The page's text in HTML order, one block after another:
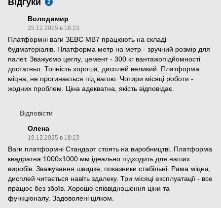
2
Володимир
25.12.2025 в 18:23
Платформні ваги ЗЕВС МВ7 працюють на складі
будматеріалів. Платформа метр на метр - зручний розмір для
палет. Зважуємо цеглу, цемент - 300 кг вантажопідйомності
достатньо. Точність хороша, дисплей великий. Платформа
міцна, не прогинається під вагою. Чотири місяці роботи -
жодних проблем. Ціна адекватна, якість відповідає.
Відповісти
Олена
19.12.2025 в 18:23
Ваги платформні Стандарт стоять на виробництві. Платформа
квадратна 1000х1000 мм ідеально підходить для наших
виробів. Зважування швидке, показники стабільні. Рама міцна,
дисплей читається навіть здалеку. Три місяці експлуатації - все
працює без збоїв. Хороше співвідношення ціни та
функціоналу. Задоволені цілком.